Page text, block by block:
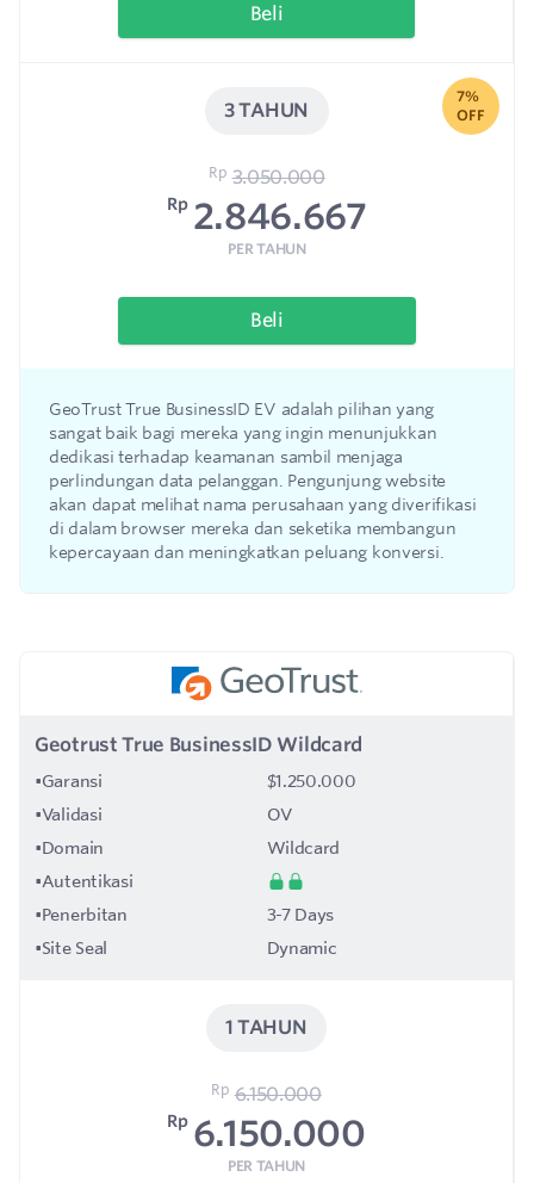
Beli
3 TAHUN
7%
OFF
Rp 3.050.000
Rp 2.846.667
PER TAHUN
Beli
GeoTrust True BusinessID EV adalah pilihan yang
sangat baik bagi mereka yang ingin menunjukkan
dedikasi terhadap keamanan sambil menjaga
perlindungan data pelanggan. Pengunjung website
akan dapat melihat nama perusahaan yang diverifikasi
di dalam browser mereka dan seketika membangun
kepercayaan dan meningkatkan peluang konversi.
Geotrust True BusinessID Wildcard
•Garansi
$1.250.000
•Validasi
OV
•Domain
Wildcard
•Autentikasi
•Penerbitan
3-7 Days
•Site Seal Dynamic
1 TAHUN
Rp 6.150.000
Rp 6.150.000
PER TAHUN